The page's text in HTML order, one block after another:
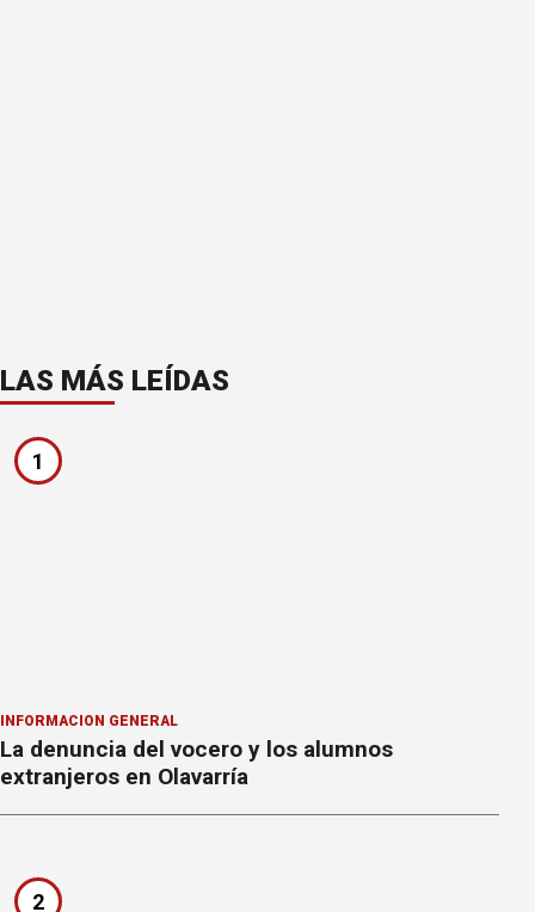
LAS MÁS LEÍDAS
1
INFORMACION GENERAL
La denuncia del vocero y los alumnos
extranjeros en Olavarría
2